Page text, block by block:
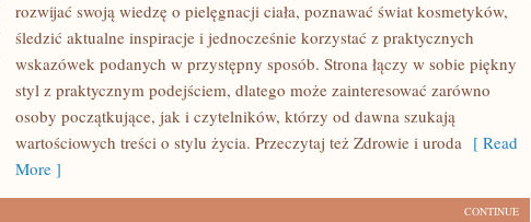
NOWOŚCI
KOSMETYCZNE
rozwijać swoją wiedzę o pielęgnacji ciała, poznawać świat kosmetyków,
śledzić aktualne inspiracje i jednocześnie korzystać z praktycznych
wskazówek podanych w przystępny sposób. Strona łączy w sobie piękny
styl z praktycznym podejściem, dlatego może zainteresować zarówno
osoby początkujące, jak i czytelników, którzy od dawna szukają
wartościowych treści o stylu życia. Przeczytaj też Zdrowie i uroda [ Read
More ]
CONTINUE